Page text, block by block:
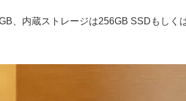
、内蔵ストレージは256GB SSDもしく